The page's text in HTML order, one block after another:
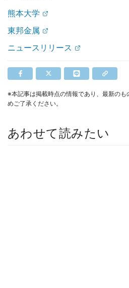
熊本大学
東邦金属
ニュースリリース
※本記事は掲載時点の情報であり、最新の
めご了承ください。
あわせて読みたい